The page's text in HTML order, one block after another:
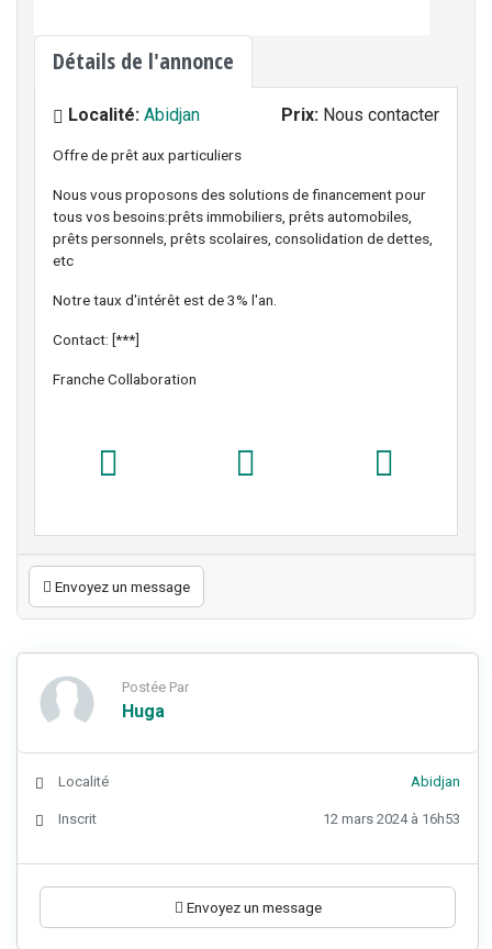
Détails de l'annonce
Localité: Abidjan Prix: Nous contacter
Offre de prêt aux particuliers
Nous vous proposons des solutions de financement pour
tous vos besoins:prêts immobiliers, prêts automobiles,
prêts personnels, prêts scolaires, consolidation de dettes,
etc
Notre taux d'intérêt est de 3% l'an.
Contact: [***]
Franche Collaboration
Envoyez un message
Postée Par
Huga
Localité Abidjan
Inscrit 12 mars 2024 à 16h53
Envoyez un message